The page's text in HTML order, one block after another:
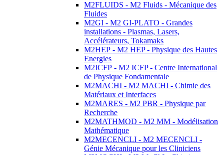
M2FLUIDS - M2 Fluids - Mécanique des
Fluides
M2GI - M2 GI-PLATO - Grandes
installations - Plasmas, Lasers,
Accélérateurs, Tokamaks
M2HEP - M2 HEP - Physique des Hautes
Energies
M2ICFP - M2 ICFP - Centre International
de Physique Fondamentale
M2MACHI - M2 MACHI - Chimie des
Matériaux et Interfaces
M2MARES - M2 PBR - Physique par
Recherche
M2MATHMOD - M2 MM - Modélisation
Mathématique
M2MECENCLI - M2 MECENCLI -
Génie Mécanique pour les Cliniciens